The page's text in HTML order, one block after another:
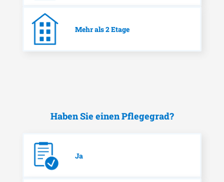
Mehr als 2 Etage
Haben Sie einen Pflegegrad?
Ja